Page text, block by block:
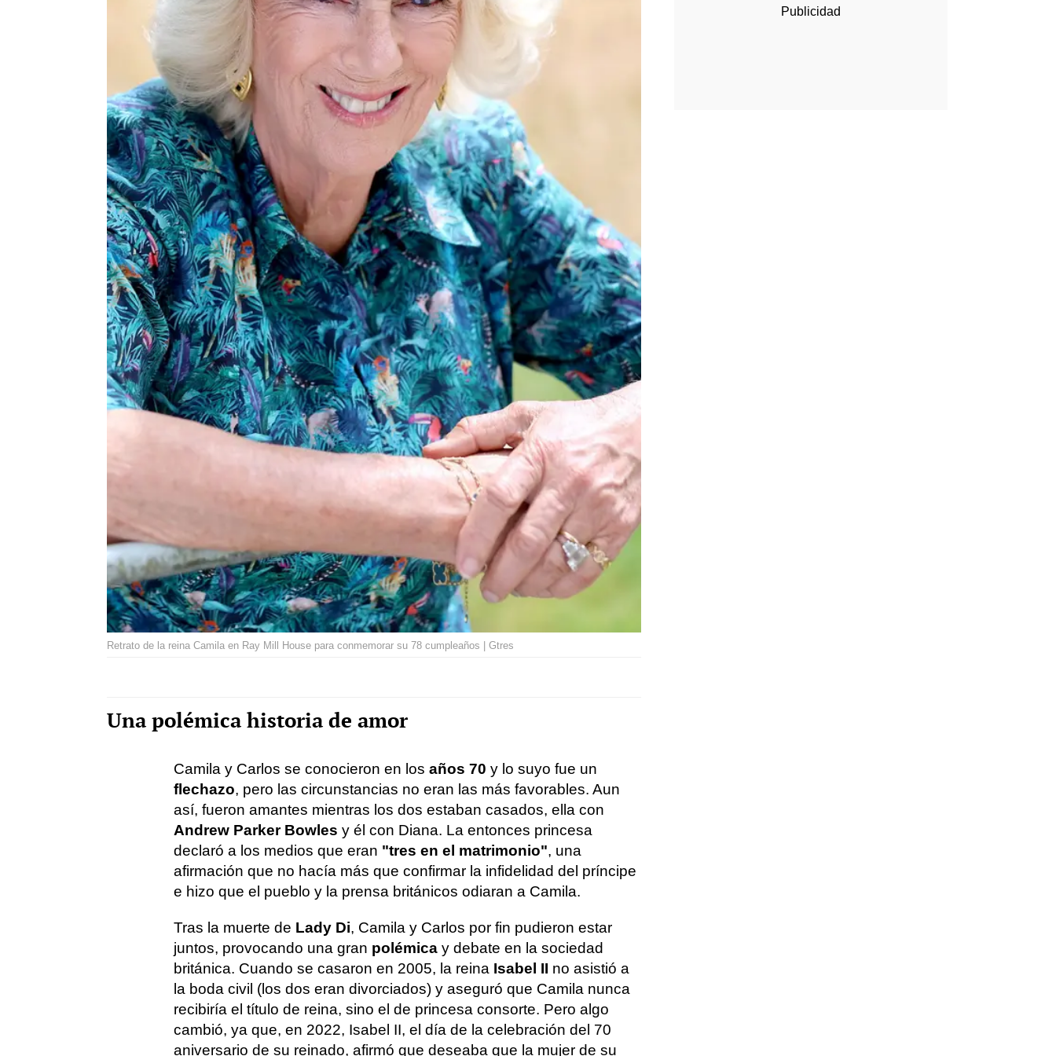
Retrato de la reina Camila en Ray Mill House para conmemorar su 78 cumpleaños | Gtres
Una polémica historia de amor
Camila y Carlos se conocieron en los años 70 y lo suyo fue un
flechazo, pero las circunstancias no eran las más favorables. Aun
así, fueron amantes mientras los dos estaban casados, ella con
Andrew Parker Bowles y él con Diana. La entonces princesa
declaró a los medios que eran "tres en el matrimonio", una
afirmación que no hacía más que confirmar la infidelidad del príncipe
e hizo que el pueblo y la prensa británicos odiaran a Camila.
Tras la muerte de Lady Di, Camila y Carlos por fin pudieron estar
juntos, provocando una gran polémica y debate en la sociedad
británica. Cuando se casaron en 2005, la reina Isabel II no asistió a
la boda civil (los dos eran divorciados) y aseguró que Camila nunca
recibiría el título de reina, sino el de princesa consorte. Pero algo
cambió, ya que, en 2022, Isabel II, el día de la celebración del 70
aniversario de su reinado, afirmó que deseaba que la mujer de su